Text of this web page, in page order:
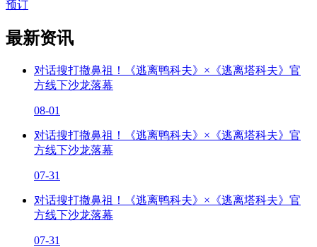
预订
最新资讯
对话搜打撤鼻祖！《逃离鸭科夫》×《逃离塔科夫》官
方线下沙龙落幕
08-01
对话搜打撤鼻祖！《逃离鸭科夫》×《逃离塔科夫》官
方线下沙龙落幕
07-31
对话搜打撤鼻祖！《逃离鸭科夫》×《逃离塔科夫》官
方线下沙龙落幕
07-31